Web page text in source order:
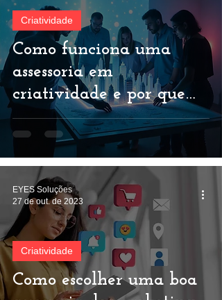
Como funciona uma
assessoria em
criatividade e por que
sua marca precisa de
uma
Criatividade
Como escolher uma boa
Criatividade
EYES Soluções
27 de out. de 2023